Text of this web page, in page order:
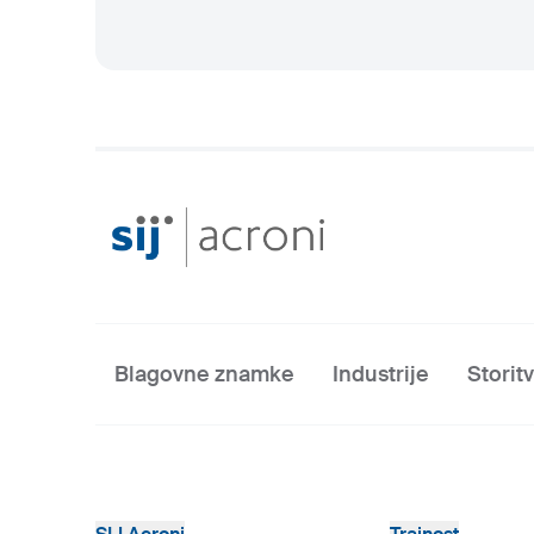
Blagovne znamke Industrije